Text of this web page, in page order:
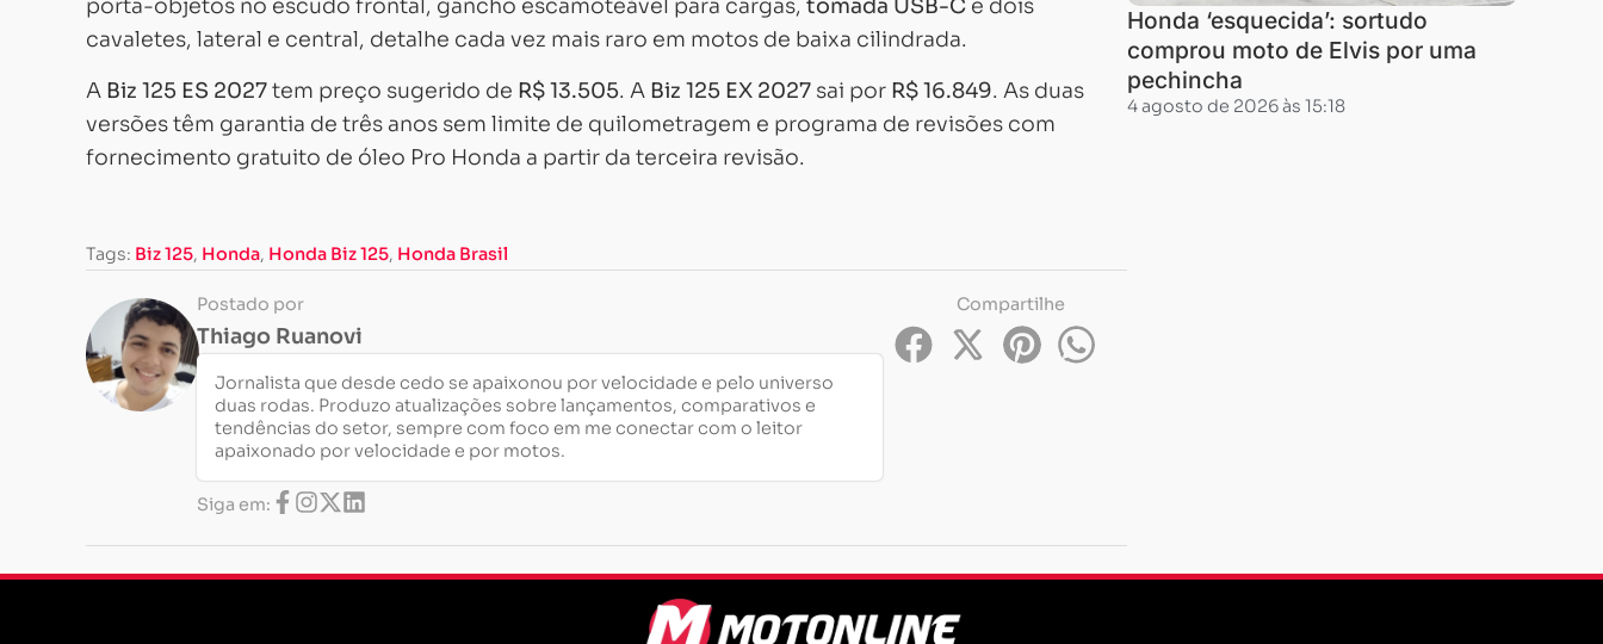
porta-objetos no escudo frontal, gancho escamoteável para cargas, tomada USB-C e dois
cavaletes, lateral e central, detalhe cada vez mais raro em motos de baixa cilindrada.
A Biz 125 ES 2027tem preço sugerido de R$ 13.505. A Biz 125 EX 2027 sai por R$ 16.849. As duas
versões têm garantia de três anos sem limite de quilometragem e programa de revisões com
fornecimento gratuito de óleo Pro Honda a partir da terceira revisão.
Tags: Biz 125, Honda, Honda Biz 125, Honda Brasil
Postado por
Thiago Ruanovi
Jornalista que desde cedo se apaixonou por velocidade e pelo universo
duas rodas. Produzo atualizações sobre lançamentos, comparativos e
tendências do setor, sempre com foco em me conectar com o leitor
apaixonado por velocidade e por motos.
Siga em:
Compartilhe
Honda ‘esquecida’: sortudo
comprou moto de Elvis por uma
pechincha
4 agosto de 2026 às 15:18